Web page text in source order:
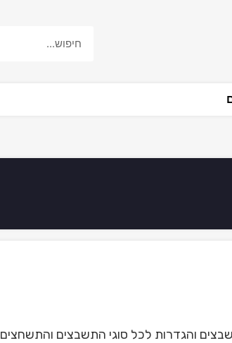
והגדרות לכל סוגי התשבצים והתשחצים